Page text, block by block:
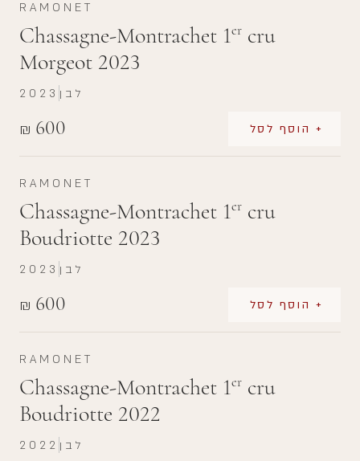
RAMONET
Chassagne-Montrachet 1er cru
Morgeot 2023
₪ 600 + הוסף לסל
2023 לבן
RAMONET
Chassagne-Montrachet 1er cru
Boudriotte 2023
₪ 600 + הוסף לסל
2023 לבן
RAMONET
Chassagne-Montrachet 1er cru
Boudriotte 2022
2022 לבן